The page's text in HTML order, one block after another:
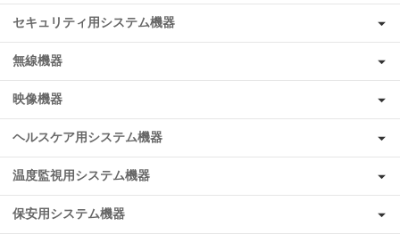
セキュリティ用システム機器
無線機器
映像機器
ヘルスケア用システム機器
温度監視用システム機器
保安用システム機器